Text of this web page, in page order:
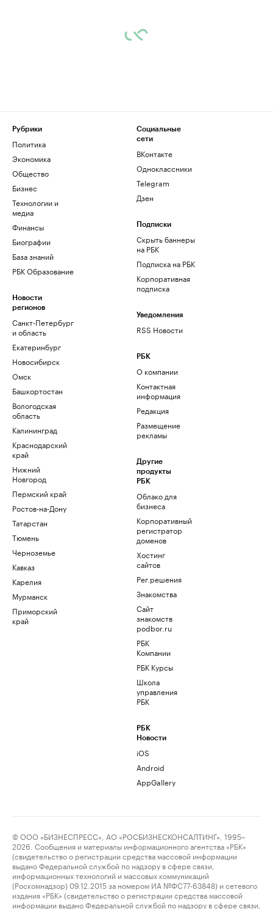
Рубрики
Политика
Экономика
Общество
Бизнес
Технологии и
медиа
Финансы
Биографии
База знаний
РБК Образование
Новости
регионов
Санкт-Петербург
и область
Екатеринбург
Новосибирск
Омск
Башкортостан
Вологодская
область
Калининград
Краснодарский
край
Нижний
Новгород
Пермский край
Ростов-на-Дону
Татарстан
Тюмень
Черноземье
Кавказ
Карелия
Мурманск
Приморский
край
Социальные
сети
ВКонтакте
Одноклассники
Telegram
Дзен
Подписки
Скрыть баннеры
на РБК
Подписка на РБК
Корпоративная
подписка
Уведомления
RSS Новости
РБК
О компании
Контактная
информация
Редакция
Размещение
рекламы
Другие
продукты
РБК
Облако для
бизнеса
Корпоративный
регистратор
доменов
Хостинг
сайтов
Рег.решения
Знакомства
Сайт
знакомств
podbor.ru
РБК
Компании
РБК Курсы
Школа
управления
РБК
РБК
Новости
iOS
Android
AppGallery
© ООО «БИЗНЕСПРЕСС», АО «РОСБИЗНЕСКОНСАЛТИНГ», 1995–
2026. Сообщения и материалы информационного агентства «РБК»
(свидетельство о регистрации средства массовой информации
выдано Федеральной службой по надзору в сфере связи,
информационных технологий и массовых коммуникаций
(Роскомнадзор) 09.12.2015 за номером ИА №ФС77-63848) и сетевого
издания «РБК» (свидетельство о регистрации средства массовой
информации выдано Федеральной службой по надзору в сфере связи,